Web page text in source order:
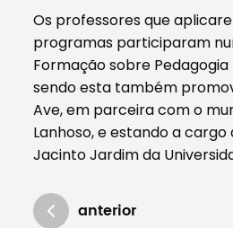
Os professores que
programas participaram
Formação sobre
sendo esta também
Ave, em parceira com o
Lanhoso, e estando a
Jacinto Jardim da
anterior